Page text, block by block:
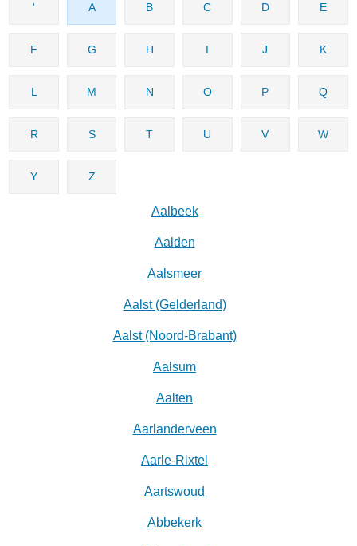
' A B C D E
F G H I J K
L M N O P Q
R S T U V W
Y Z
Aalbeek
Aalden
Aalsmeer
Aalst (Gelderland)
Aalst (Noord-Brabant)
Aalsum
Aalten
Aarlanderveen
Aarle-Rixtel
Aartswoud
Abbekerk